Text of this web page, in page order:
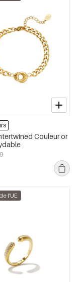
Couleur or
l'UE